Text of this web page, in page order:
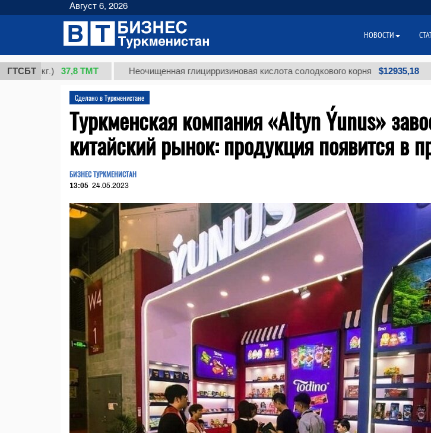
ГТСБТ
(кг.) 37,8 ТМТ Неочищенная глицирризиновая кислота солодкового корня $12935,18
Сделано в Туркменистане
Туркменская компания «Altyn Ýunus»
китайский рынок: продукция появится в
БИЗНЕС ТУРКМЕНИСТАН
13:05 24.05.2023
Август 6, 2026
НОВОСТИ